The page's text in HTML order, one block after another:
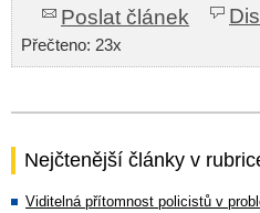
Poslat článek
Přečteno: 23x
Nejčtenější články v
Viditelná přítomnost policistů v